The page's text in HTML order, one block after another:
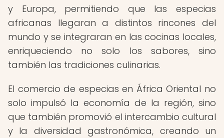
y Europa, permitiendo que las especias
africanas llegaran a distintos rincones del
mundo y se integraran en las cocinas locales,
enriqueciendo no solo los sabores, sino
también las tradiciones culinarias.
El comercio de especias en África Oriental no
solo impulsó la economía de la región, sino
que también promovió el intercambio cultural
y la diversidad gastronómica, creando un